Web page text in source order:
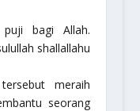
bagi Allah.
shallallahu
meraih
seorang